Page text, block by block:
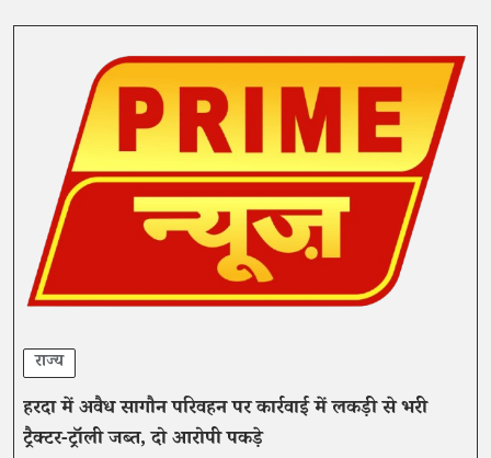
राज्य
हरदा में अवैध सागौन परिवहन पर कार्रवाई में लकड़ी से भरी
ट्रैक्टर-ट्रॉली जब्त, दो आरोपी पकड़े